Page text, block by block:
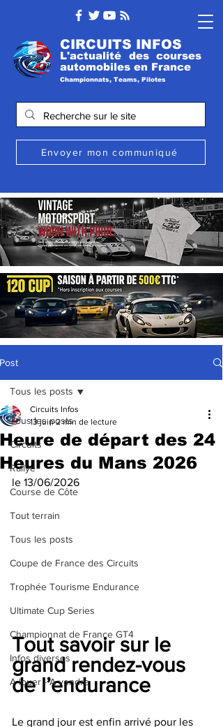
CIRCUITS INFOS
L'actualité des courses
automobiles en France
Championnats, Teams, Pilotes
Envoyer mon communiqué
Post
Tous les posts
Circuits
Rallye
Course de Côte
Tout terrain
Tous les posts
Coupe de France des Circuits
Trophée Tourisme Endurance
Ultimate Cup Series
Championnat de France GT4
Infos diverses
A louer - A vendre
Tous les posts
Heure de départ des 24
Heures du Mans 2026
Circuits Infos
13 juin 2 min de lecture
le 13/06/2026
Tout savoir sur le
grand rendez-vous
de l’endurance
Le grand jour est enfin arrivé pour les